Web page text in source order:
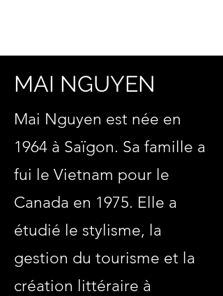
MAI NGUYEN
Mai Nguyen est née en
1964 à Saïgon. Sa famille a
fui le Vietnam pour le
Canada en 1975. Elle a
étudié le stylisme, la
gestion du tourisme et la
création littéraire à